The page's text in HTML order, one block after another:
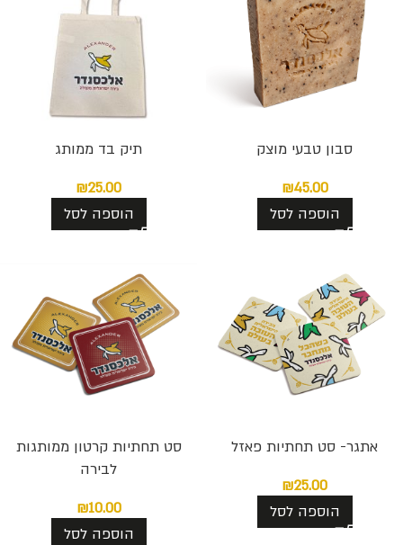
סבון טבעי מוצק
₪45.00
הוספה לסל
תיק בד ממותג
₪25.00
הוספה לסל
אתגר- סט תחתיות פאזל
₪25.00
הוספה לסל
סט תחתיות קרטון ממותגות
לבירה
₪10.00
הוספה לסל